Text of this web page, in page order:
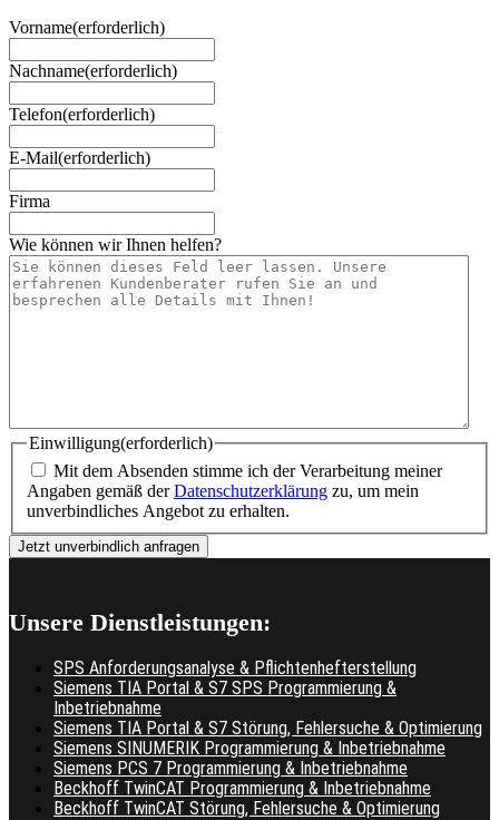
Vorname(erforderlich)
Nachname(erforderlich)
Telefon(erforderlich)
E-Mail(erforderlich)
Firma
Wie können wir Ihnen helfen?
Einwilligung(erforderlich)
Mit dem Absenden stimme ich der Verarbeitung meiner
Angaben gemäß derDatenschutzerklärung zu, um mein
unverbindliches Angebot zu erhalten.
Unsere Dienstleistungen:
SPS Anforderungsanalyse & Pflichtenhefterstellung
Siemens TIA Portal & S7 SPS Programmierung &
Inbetriebnahme
Siemens TIA Portal & S7 Störung, Fehlersuche & Optimierung
Siemens SINUMERIK Programmierung & Inbetriebnahme
Siemens PCS 7 Programmierung & Inbetriebnahme
Beckhoff TwinCAT Programmierung & Inbetriebnahme
Beckhoff TwinCAT Störung, Fehlersuche & Optimierung